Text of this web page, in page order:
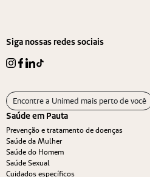
Siga nossas redes sociais
Encontre a Unimed mais perto de você
Saúde em Pauta
Prevenção e tratamento de doenças
Saúde da Mulher
Saúde do Homem
Saúde Sexual
Cuidados específicos